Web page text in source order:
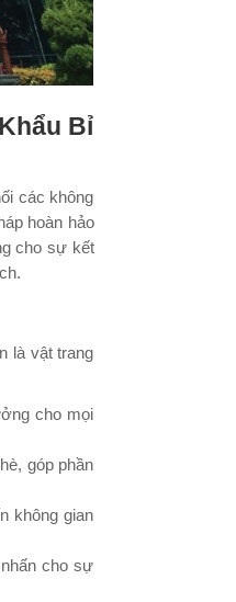
Bỉ
các không
hoàn hảo
cho sự kết
là vật trang
cho mọi
góp phần
không gian
cho sự